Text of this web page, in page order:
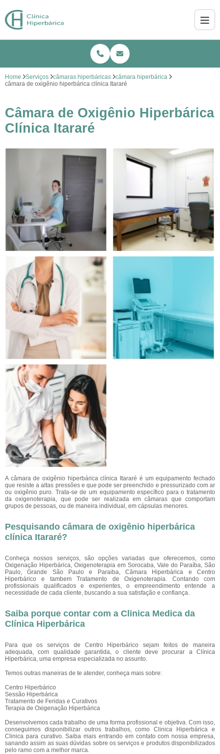
Home Serviços câmaras hiperbáricas
câmara hiperbárica
câmara de oxigênio hiperbárica clínica Itararé
Câmara de Oxigênio Hiperbárica
Clínica Itararé
A câmara de oxigênio hiperbárica clínica Itararé é um equipamento fechado
que resiste a altas pressões e que pode ser preenchido e pressurizado com ar
ou oxigênio puro. Trata-se de um equipamento específico para o tratamento
da oxigenoterapia, que pode ser realizada em câmaras que comportam
grupos de pessoas, ou de maneira individual, em cápsulas menores.
Pesquisando câmara de oxigênio hiperbárica
clínica Itararé?
Conheça nossos serviços, são opções variadas que oferecemos, como
Oxigenação Hiperbárica, Oxigenoterapia em Sorocaba, Vale do Paraíba, São
Paulo, Grande São Paulo e Paraiba, Câmara Hiperbárica e Centro
Hiperbárico e tambem Tratamento de Oxigenoterapia. Contando com
profissionais qualificados e experientes, o empreendimento entende a
necessidade de cada cliente, buscando a sua satisfação e confiança.
Saiba porque contar com a Clinica Medica da
Clínica Hiperbárica
Para que os serviços de Centro Hiperbárico sejam feitos de maneira
adequada, com qualidade garantida, o cliente deve procurar a Clínica
Hiperbárica, uma empresa especializada no assunto.
Temos outras maneiras de te atender, conheça mais sobre:
Centro Hiperbárico
Sessão Hiperbárica
Tratamento de Feridas e Curativos
Terapia de Oxigenação Hiperbárica
Desenvolvemos cada trabalho de uma forma profissional e objetiva. Com isso,
conseguimos disponibilizar outros trabalhos, como Clinica Hiperbárica e
Clinica para curativo. Saiba mais entrando em contato com nossa empresa,
sanando assim as suas dúvidas sobre os serviços e produtos disponibilizados
pelo ramo com a melhor marca.